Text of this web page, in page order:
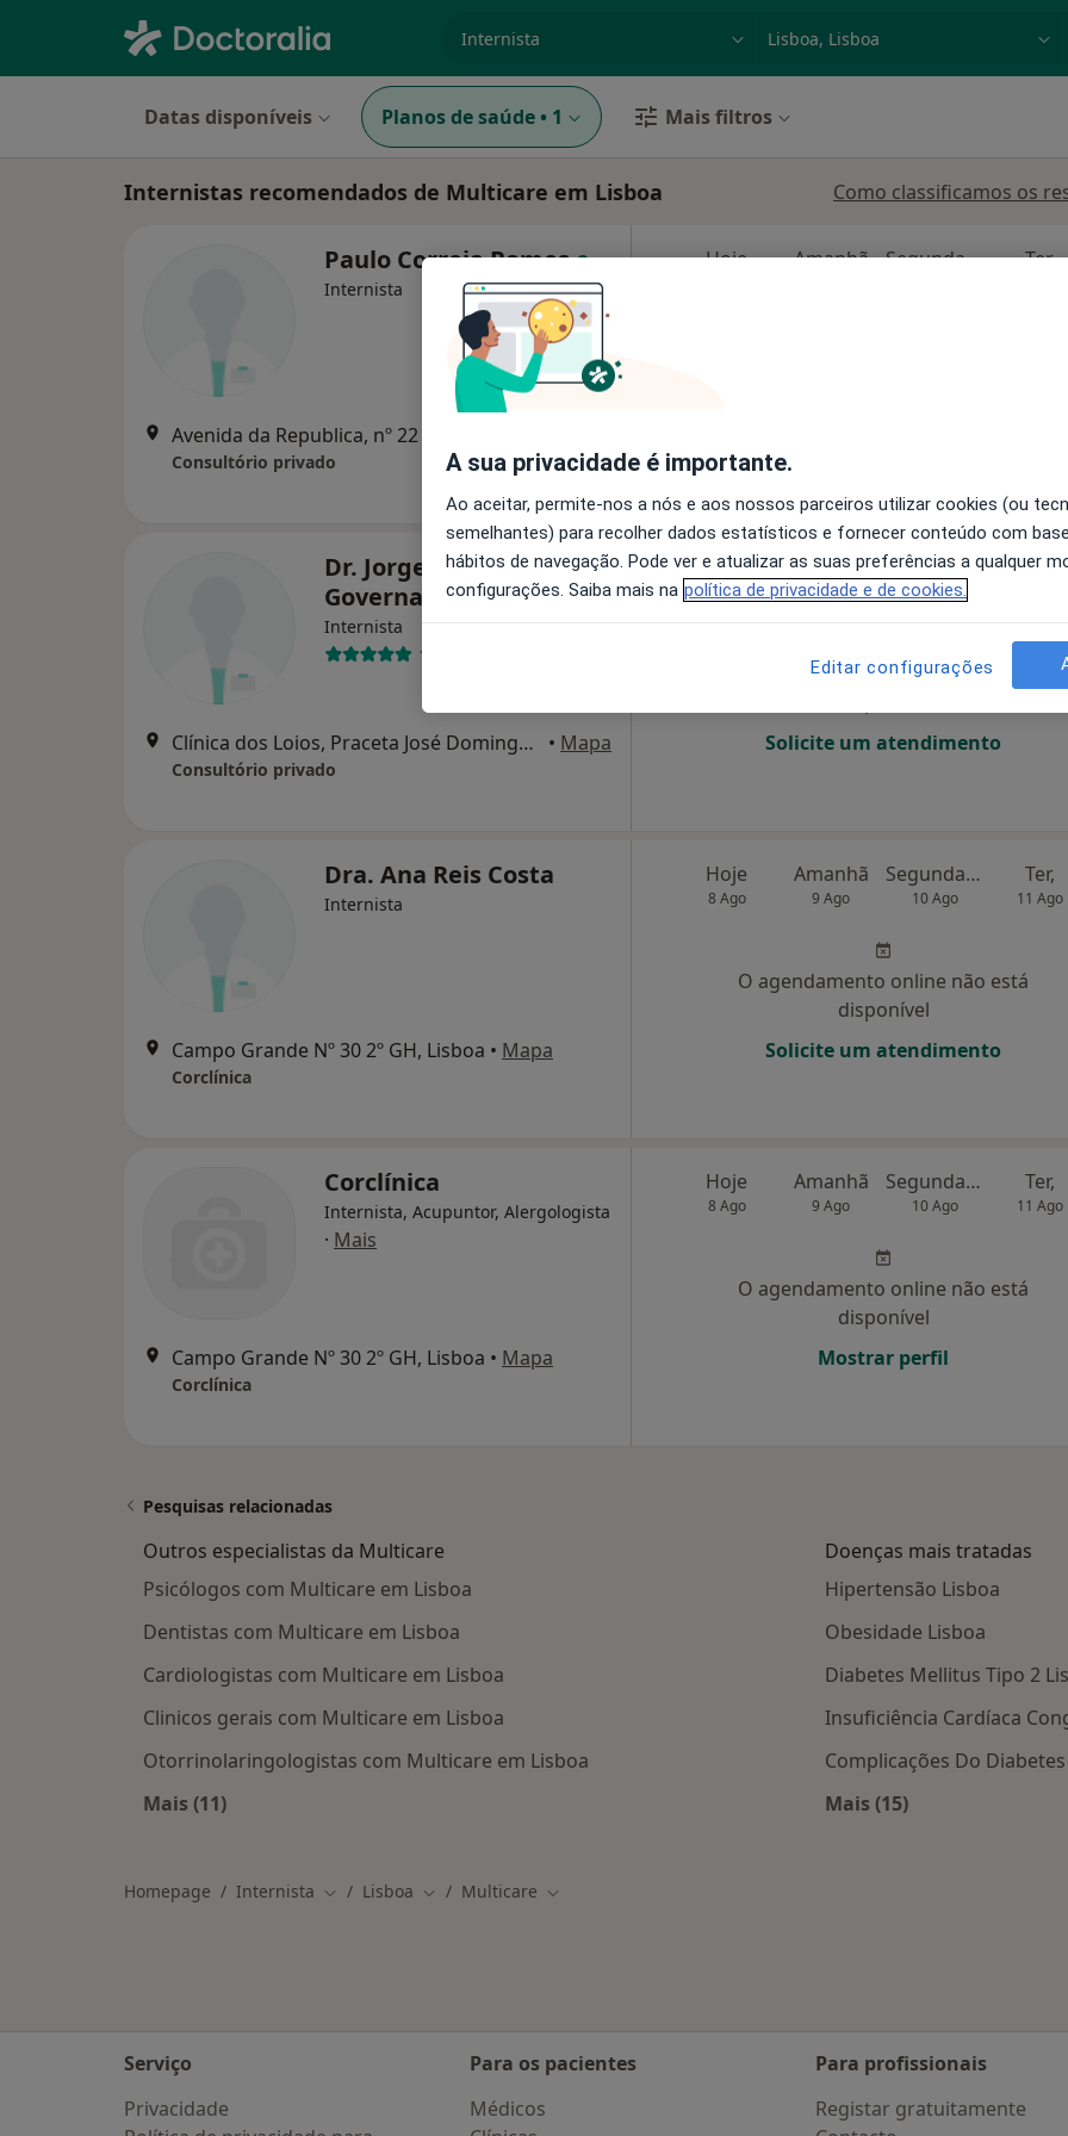
Datas disponíveis Planos de saúde • 1 Mais filtros
Internistas recomendados de Multicare em Lisboa Como classificamos os
Paulo Correia Ramos
Internista
Consultório privado
Hoje Amanhã Segunda-feira Ter,
Dr. Jorge Moreno
Governa
Internista
1 opinião
Clínica dos Loios, Praceta José Domingos dos Santos 2-A, Lavradio • Mapa
Consultório privado
Hoje
8 Ago
Amanhã
9 Ago
Segunda-feira
10 Ago
Ter,
O agendamento online não está
Solicite um atendimento
Dra. Ana Reis Costa
Internista
Campo Grande Nº 30 2º GH, Lisboa • Mapa
Corclínica
Hoje
8 Ago
Amanhã
9 Ago
Segunda-feira
10 Ago
Ter,
11 Ago
O agendamento online não está
disponível
Solicite um atendimento
Corclínica
Internista, Acupuntor, Alergologista
· Mais
Campo Grande Nº 30 2º GH, Lisboa • Mapa
Corclínica
Hoje
8 Ago
Amanhã
9 Ago
Segunda-feira
10 Ago
Ter,
11 Ago
O agendamento online não está
disponível
Mostrar perfil
Pesquisas relacionadas
Outros especialistas da Multicare
Psicólogos com Multicare em Lisboa
Dentistas com Multicare em Lisboa
Cardiologistas com Multicare em Lisboa
Clinicos gerais com Multicare em Lisboa
Otorrinolaringologistas com Multicare em Lisboa
Mais (11)
Doenças mais tratadas
Hipertensão Lisboa
Obesidade Lisboa
Diabetes Mellitus Tipo 2
Insuficiência Cardíaca
Complicações Do
Mais (15)
Homepage Internista Mudar de cidade
Lisboa Mudar de cidade
Multicare Mudar de cidade
Serviço
Privacidade
Para os pacientes
Médicos
Para profissionais
Registar gratuitamente
A sua privacidade é importante.
Ao aceitar, permite-nos a nós e aos nossos parceiros utilizar cookies (ou
semelhantes) para recolher dados estatísticos e fornecer conteúdo com
hábitos de navegação. Pode ver e atualizar as suas preferências a qualquer
configurações. Saiba mais na política de privacidade e de cookies.
Editar configurações